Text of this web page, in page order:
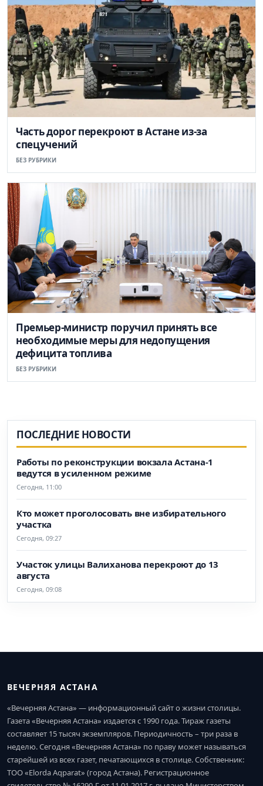
Часть дорог перекроют в Астане из-за
спецучений
БЕЗ РУБРИКИ
Премьер-министр поручил принять все
необходимые меры для недопущения
дефицита топлива
БЕЗ РУБРИКИ
ПОСЛЕДНИЕ НОВОСТИ
Работы по реконструкции вокзала Астана-1
ведутся в усиленном режиме
Сегодня, 11:00
Кто может проголосовать вне избирательного
участка
Сегодня, 09:27
Участок улицы Валиханова перекроют до 13
августа
Сегодня, 09:08
ВЕЧЕРНЯЯ АСТАНА
«Вечерняя Астана» — информационный сайт о жизни столицы.
Газета «Вечерняя Астана» издается с 1990 года. Тираж газеты
составляет 15 тысяч экземпляров. Периодичность – три раза в
неделю. Сегодня «Вечерняя Астана» по праву может называться
старейшей из всех газет, печатающихся в столице. Собственник:
ТОО «Elorda Aqparat» (город Астана). Регистрационное